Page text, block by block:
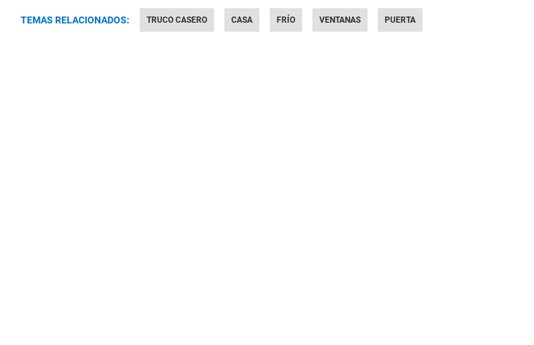
TEMAS RELACIONADOS: TRUCO CASERO CASA FRÍO VENTANAS PUERTA